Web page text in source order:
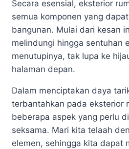
Secara esensial, eksterior
semua komponen yang
bangunan. Mulai dari kesan
melindungi hingga sentuhan
menutupinya, tak lupa ke
halaman depan.
Dalam menciptakan daya
terbantahkan pada eksterior
beberapa aspek yang perlu
seksama. Mari kita telaah
elemen, sehingga kita dapat